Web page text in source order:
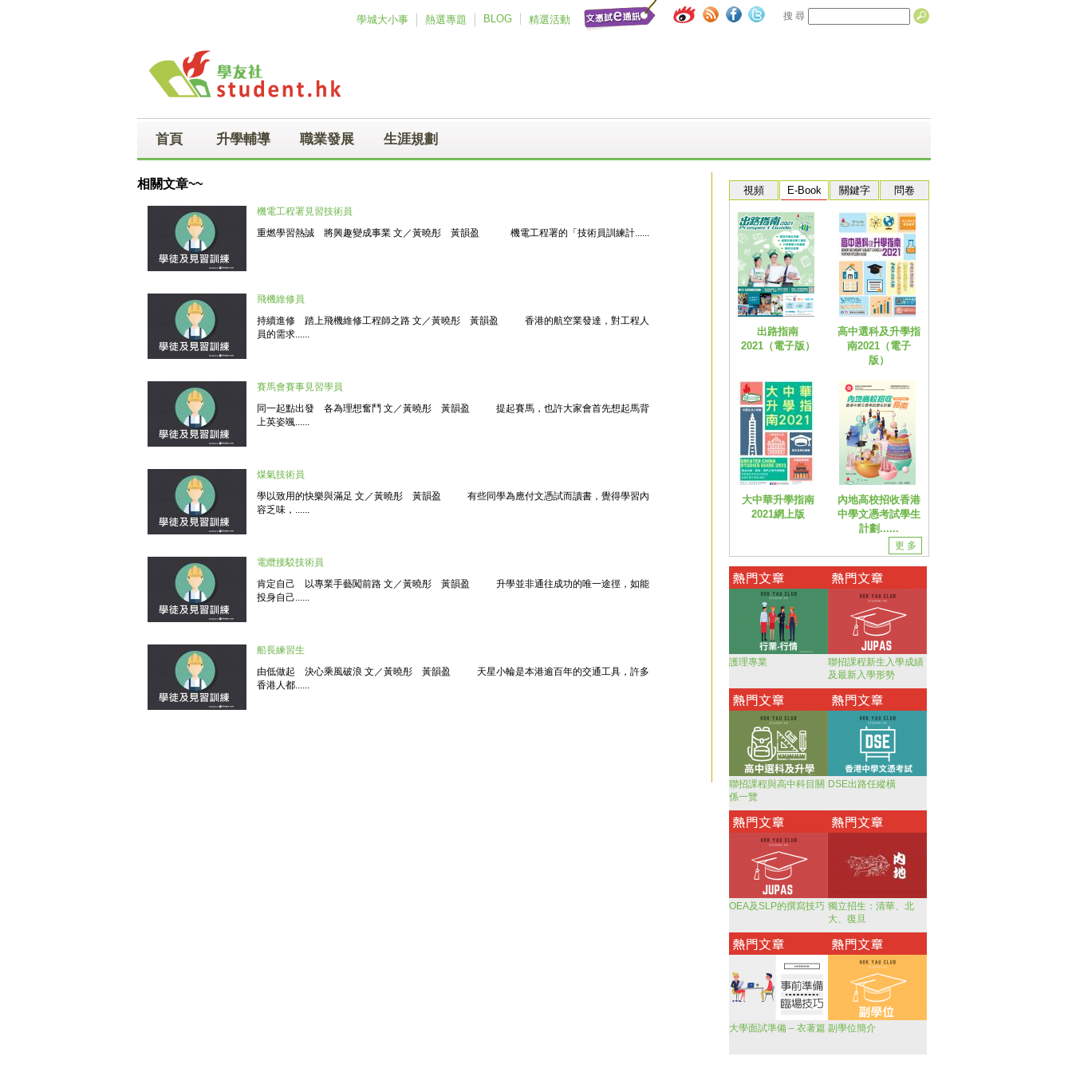
學城大小事 熱選專題 BLOG 精選活動 搜 尋
首頁 升學輔導 職業發展 生涯規劃
相關文章~~
機電工程署見習技術員
重燃學習熱誠 將興趣變成事業 文／黃曉彤 黃韻盈 機電工程署的「技術員訓練計......
飛機維修員
持續進修 踏上飛機維修工程師之路 文／黃曉彤 黃韻盈 香港的航空業發達，對工程人
員的需求......
賽馬會賽事見習學員
同一起點出發 各為理想奮鬥 文／黃曉彤 黃韻盈 提起賽馬，也許大家會首先想起馬背
上英姿颯......
煤氣技術員
學以致用的快樂與滿足 文／黃曉彤 黃韻盈 有些同學為應付文憑試而讀書，覺得學習內
容乏味，......
電纜接駁技術員
肯定自己 以專業手藝闖前路 文／黃曉彤 黃韻盈 升學並非通往成功的唯一途徑，如能
投身自己......
船長練習生
由低做起 決心乘風破浪 文／黃曉彤 黃韻盈 天星小輪是本港逾百年的交通工具，許多
香港人都......
視頻 E-Book 關鍵字 問卷
出路指南
2021（電子版）
高中選科及升學指
南2021（電子
版）
大中華升學指南
2021網上版
內地高校招收香港
中學文憑考試學生
計劃......
更 多
護理專業
聯招課程與高中科目關
係一覽
OEA及SLP的撰寫技巧
大學面試準備 – 衣著篇
聯招課程新生入學成績
及最新入學形勢
DSE出路任縱橫
獨立招生：清華、北
大、復旦
副學位簡介